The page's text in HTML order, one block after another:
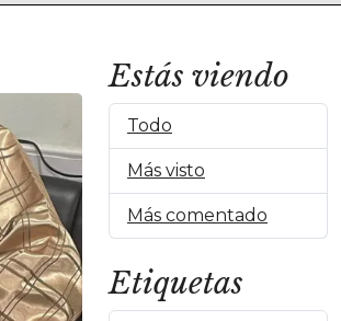
Estás viendo
Todo
Más visto
Más comentado
Etiquetas